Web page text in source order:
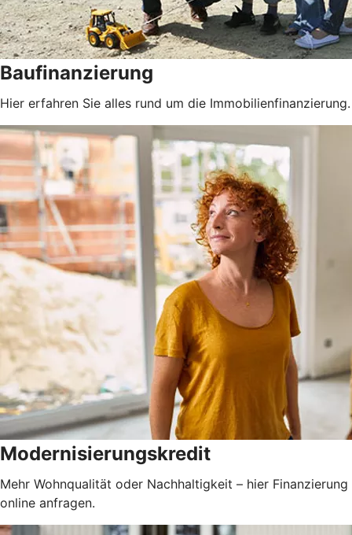
Baufinanzierung
Hier erfahren Sie alles rund um die Immobilienfinanzierung.
Modernisierungskredit
Mehr Wohnqualität oder Nachhaltigkeit – hier Finanzierung
online anfragen.